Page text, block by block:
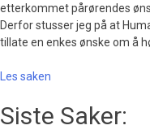
etterkommet pårørendes
Derfor stusser jeg på at
tillate en enkes ønske om å
Les saken
Siste Saker: